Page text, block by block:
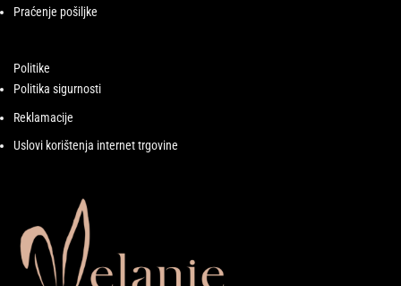
Praćenje pošiljke
Politike
Politika sigurnosti
Reklamacije
Uslovi korištenja internet trgovine